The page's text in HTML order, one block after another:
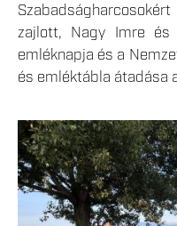
zajlott, Nagy Imre és
emléknapja és a
és emléktábla átadása